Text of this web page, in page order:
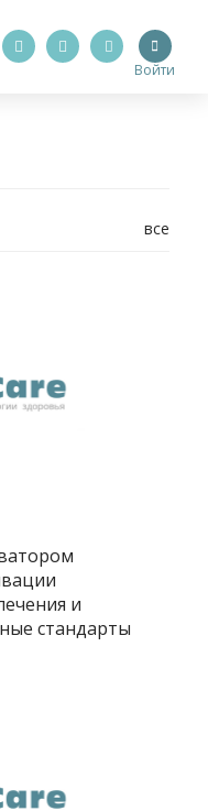
Войти
все
и
стандарты